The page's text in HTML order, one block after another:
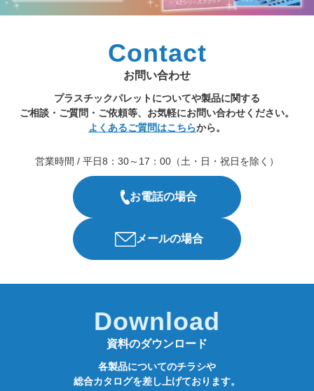
Contact
お問い合わせ
プラスチックパレットについてや製品に関する
ご相談・ご質問・ご依頼等、お気軽にお問い合わせください。
よくあるご質問はこちらから。
営業時間 / 平日8：30～17：00（土・日・祝日を除く）
お電話の場合
メールの場合
Download
資料のダウンロード
各製品についてのチラシや
総合カタログを差し上げております。